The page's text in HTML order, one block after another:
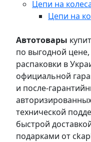
Цепи на
Цепи на
Автотовары
по выгодной
распаковки в
официальной
и после-
технической
быстрой
подарками от